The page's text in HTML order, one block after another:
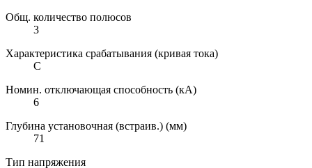
Общ. количество полюсов
3
Характеристика срабатывания (кривая тока)
C
Номин. отключающая способность (кА)
6
Глубина установочная (встраив.) (мм)
71
Тип напряжения